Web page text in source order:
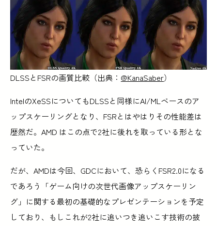
DLSSとFSRの画質比較（出典： @KanaSaber）
IntelのXeSSについてもDLSSと同様にAI/MLベースのア
ップスケーリングとなり、FSRとはやはりその性能差は
歴然だ。AMD はこの点で2社に後れを取っている形とな
っていた。
だが、AMDは今回、GDCにおいて、恐らくFSR2.0になる
であろう「ゲーム向けの次世代画像アップスケーリン
グ」に関する最初の基礎的なプレゼンテーションを予定
しており、もしこれが2社に追いつき追いこす技術の披